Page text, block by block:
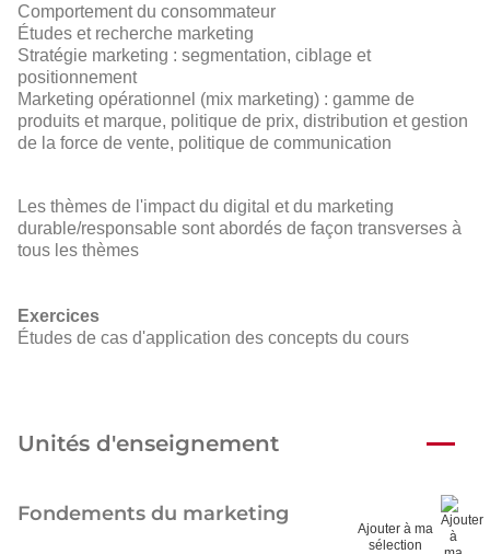
Comportement du consommateur
Études et recherche marketing
Stratégie marketing : segmentation, ciblage et
positionnement
Marketing opérationnel (mix marketing) : gamme de
produits et marque, politique de prix, distribution et gestion
de la force de vente, politique de communication
Les thèmes de l'impact du digital et du marketing
durable/responsable sont abordés de façon transverses à
tous les thèmes
Exercices
Études de cas d'application des concepts du cours
Unités d'enseignement
Fondements du marketing
Ajouter à ma
sélection